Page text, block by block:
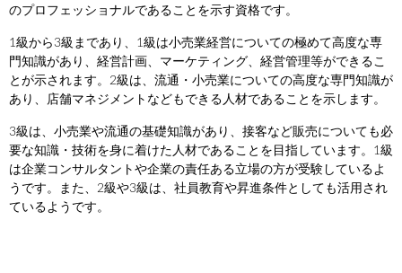
のプロフェッショナルであることを示す資格です。
1級から3級まであり、1級は小売業経営についての極めて高度な専
門知識があり、経営計画、マーケティング、経営管理等ができるこ
とが示されます。2級は、流通・小売業についての高度な専門知識が
あり、店舗マネジメントなどもできる人材であることを示します。
3級は、小売業や流通の基礎知識があり、接客など販売についても必
要な知識・技術を身に着けた人材であることを目指しています。1級
は企業コンサルタントや企業の責任ある立場の方が受験しているよ
うです。また、2級や3級は、社員教育や昇進条件としても活用され
ているようです。